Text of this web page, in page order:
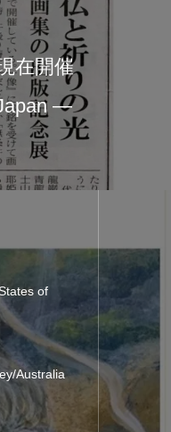
of
Australia